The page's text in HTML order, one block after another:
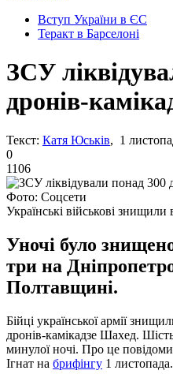
Вступ України в ЄС
Теракт в Барселоні
ЗСУ
дронів-
Текст: Катя Юськів, 1
0
1106
Фото: Соцсети
Українські військові
Уночі було
три на
Полтавщині.
Бійці української армії
дронів-камікадзе Шахед.
минулої ночі. Про це
Ігнат на брифінгу 1 листопада.